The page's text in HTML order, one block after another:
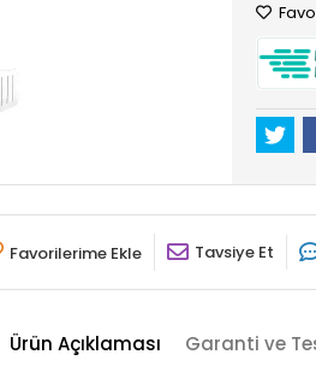
Favorilerime Ekle Tavsiye Et
Ürün Açıklaması Garanti ve